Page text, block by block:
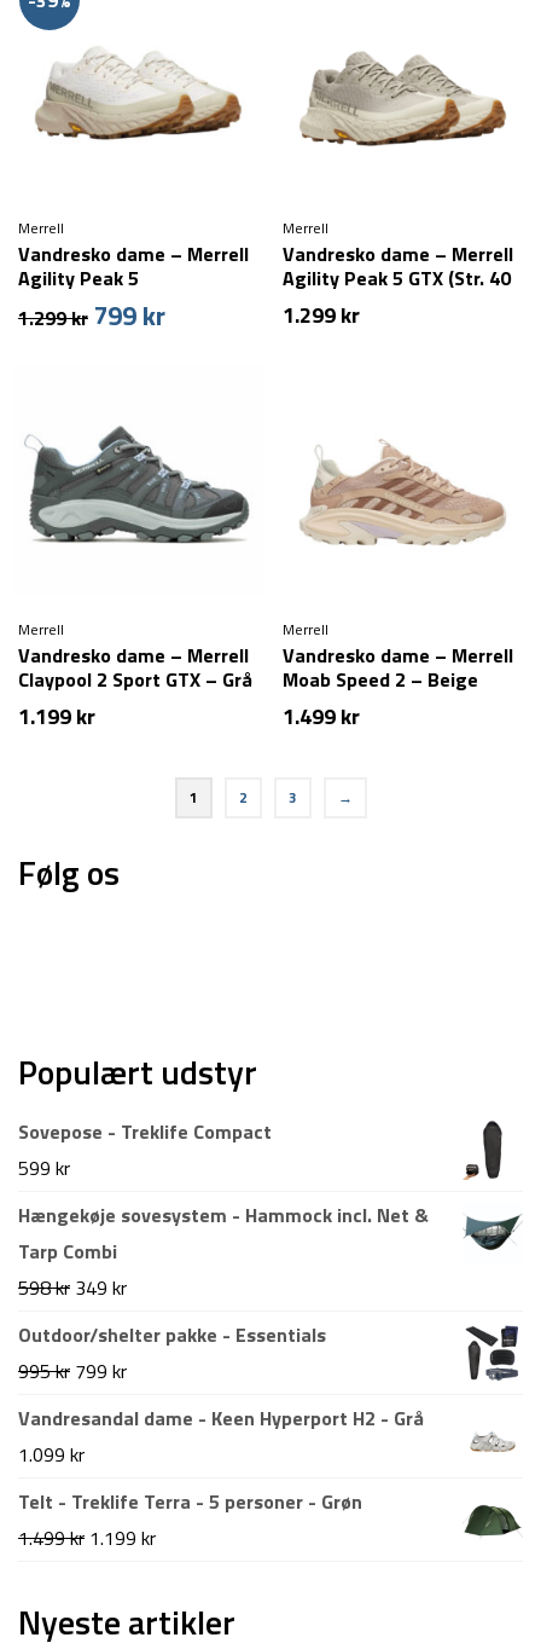
599 kr.
Merrell
Vandresko dame – Merrell
Agility Peak 5
1.299kr Den
1.299 kr.
799krDen
Merrell
Vandresko dame – Merrell
Agility Peak 5 GTX (Str. 40
tilbage)
1.299kr
Merrell
Vandresko dame – Merrell
Claypool 2 Sport GTX – Grå
1.199kr
Merrell
Vandresko dame – Merrell
Moab Speed 2 – Beige
1.499kr
1 2 3 →
Følg os
Populært udstyr
Sovepose - Treklife Compact
599 kr
Hængekøje sovesystem - Hammock incl. Net &
Tarp Combi
598kr Den
oprindelige
pris
598 kr.
349 krDen
aktuelle
349 kr.
Outdoor/shelter pakke - Essentials
995kr Den
oprindelige
995 kr.
799 krDen
aktuelle
799 kr.
Vandresandal dame - Keen Hyperport H2 - Grå
1.099 kr
Telt - Treklife Terra - 5 personer - Grøn
1.499kr Den
pris
1.199 krDen
pris
Nyeste artikler